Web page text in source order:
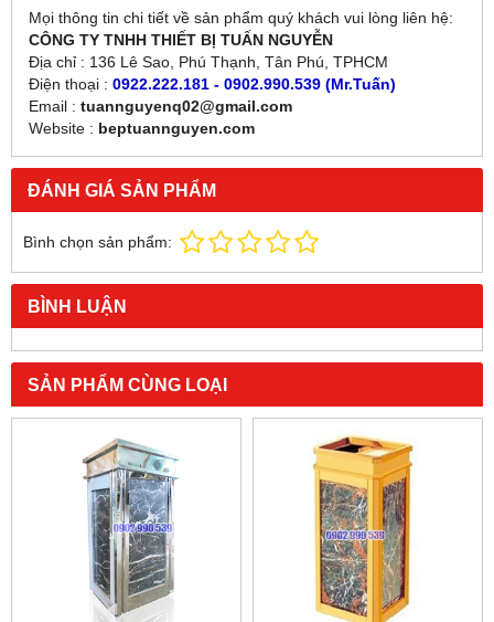
Mọi thông tin chi tiết về sản phẩm quý khách vui lòng liên hệ:
CÔNG TY TNHH THIẾT BỊ TUẤN NGUYỄN
Địa chỉ : 136 Lê Sao, Phú Thạnh, Tân Phú, TPHCM
Điện thoại : 0922.222.181 - 0902.990.539 (Mr.Tuấn)
Email : tuannguyenq02@gmail.com
Website : beptuannguyen.com
ĐÁNH GIÁ SẢN PHẨM
Bình chọn sản phẩm:
BÌNH LUẬN
SẢN PHẨM CÙNG LOẠI